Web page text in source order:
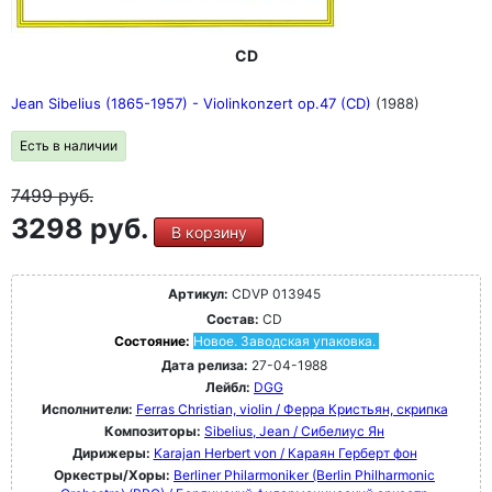
CD
Jean Sibelius (1865-1957) - Violinkonzert op.47 (CD) (1988)
Есть в наличии
7499руб.
3298 руб. В корзину
Артикул: CDVP 013945
Состав: CD
Состояние: Новое. Заводская упаковка.
Дата релиза: 27-04-1988
Лейбл: DGG
Исполнители: Ferras Christian, violin / Ферра Кристьян, скрипка
Композиторы: Sibelius, Jean / Сибелиус Ян
Дирижеры: Karajan Herbert von / Караян Герберт фон
Оркестры/Хоры: Berliner Philarmoniker (Berlin Philharmonic